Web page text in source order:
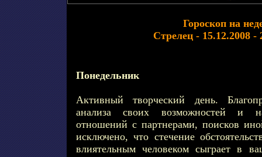
Гороскоп на
Стрелец - 15.12.2008 -
Понедельник
Активный творческий день.
анализа своих возможностей и
отношений с партнерами, поисков
исключено, что стечение
влиятельным человеком сыграет в